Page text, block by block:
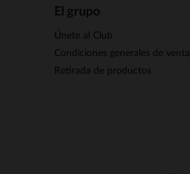
El grupo
Únete al Club
Condiciones generales de venta
Retirada de productos